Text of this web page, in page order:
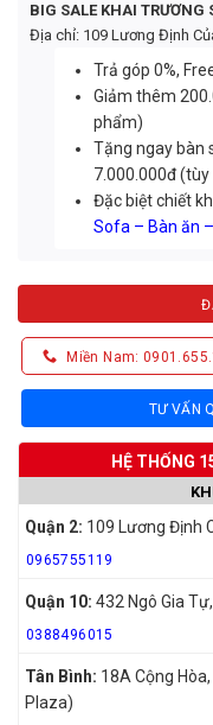
BIG SALE KHAI TRƯƠNG
Địa chỉ: 109 Lương Định
Trả góp 0%,
Giảm thêm
phẩm)
Tặng ngay bàn
7.000.000đ
Đặc biệt chiết
Sofa – Bàn ăn
Miền Nam:
TƯ VẤN
HỆ THỐNG
Quận 2: 109 Lương Định
0965755119
Quận 10: 432 Ngô Gia
0388496015
Tân Bình: 18A Cộng
Plaza)